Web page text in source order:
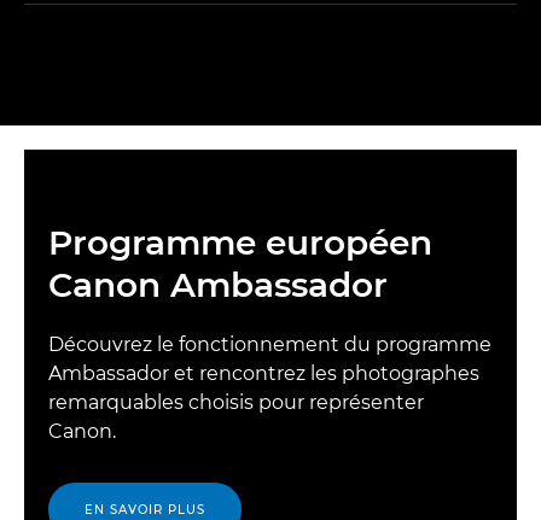
Programme européen
Canon Ambassador
Découvrez le fonctionnement du programme
Ambassador et rencontrez les photographes
remarquables choisis pour représenter
Canon.
EN SAVOIR PLUS